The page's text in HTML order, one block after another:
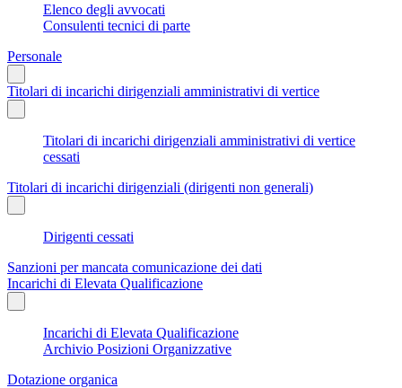
Elenco degli avvocati
Consulenti tecnici di parte
Personale
Titolari di incarichi dirigenziali amministrativi di vertice
Titolari di incarichi dirigenziali amministrativi di vertice
cessati
Titolari di incarichi dirigenziali (dirigenti non generali)
Dirigenti cessati
Sanzioni per mancata comunicazione dei dati
Incarichi di Elevata Qualificazione
Incarichi di Elevata Qualificazione
Archivio Posizioni Organizzative
Dotazione organica